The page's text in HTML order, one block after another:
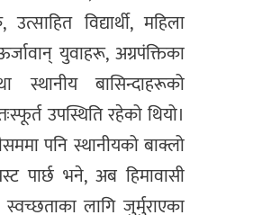
उत्साहित विद्यार्थी, महिला
युवाहरू, अग्रपंक्तिका
स्थानीय बासिन्दाहरूको
उपस्थिति रहेको थियो।
पनि स्थानीयको बाक्लो
पार्छ भने, अब हिमावासी
लागि जुर्मुराएका